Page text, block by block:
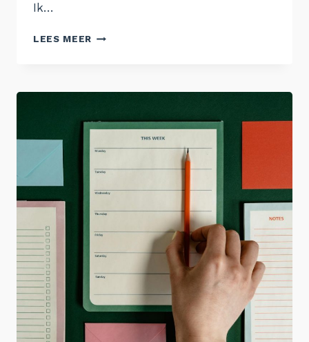
Ik…
LEES MEER EEN
TWEEDE
EN